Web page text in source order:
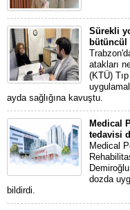
Sürekli
bütüncül
atakları
(KTÜ)
ayda sağlığına kavuştu.
Medical
tedavisi
Medical
dozda
bildirdi.